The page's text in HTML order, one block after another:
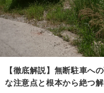
【徹底解説】無断駐車へ
な注意点と根本から絶つ